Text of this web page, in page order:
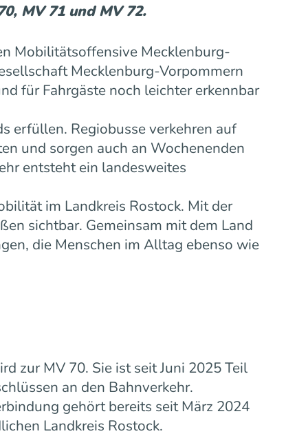
MV 71 und MV 72.
Mobilitätsoffensive Mecklenburg-
Mecklenburg-Vorpommern
für Fahrgäste noch leichter erkennbar
erfüllen. Regiobusse verkehren auf
und sorgen auch an Wochenenden
entsteht ein landesweites
im Landkreis Rostock. Mit der
sichtbar. Gemeinsam mit dem Land
die Menschen im Alltag ebenso wie
zur MV 70. Sie ist seit Juni 2025 Teil
an den Bahnverkehr.
gehört bereits seit März 2024
Landkreis Rostock.